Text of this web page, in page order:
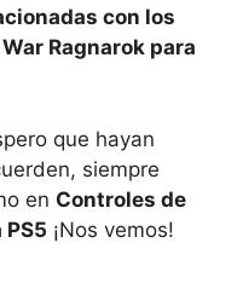
con los
Ragnarok para
que hayan
siempre
en Controles de
PS5 ¡Nos vemos!